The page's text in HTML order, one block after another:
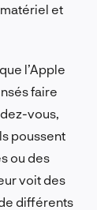
et
l’Apple
faire
vous,
poussent
ou des
voit des
différents